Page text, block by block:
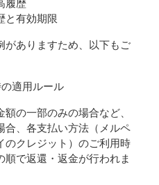
履歴
と有効期限
がありますため、以下もご
適用ルール
の一部のみの場合など、
合、各支払い方法（メルペ
のクレジット）のご利用時
で返還・返金が行われま